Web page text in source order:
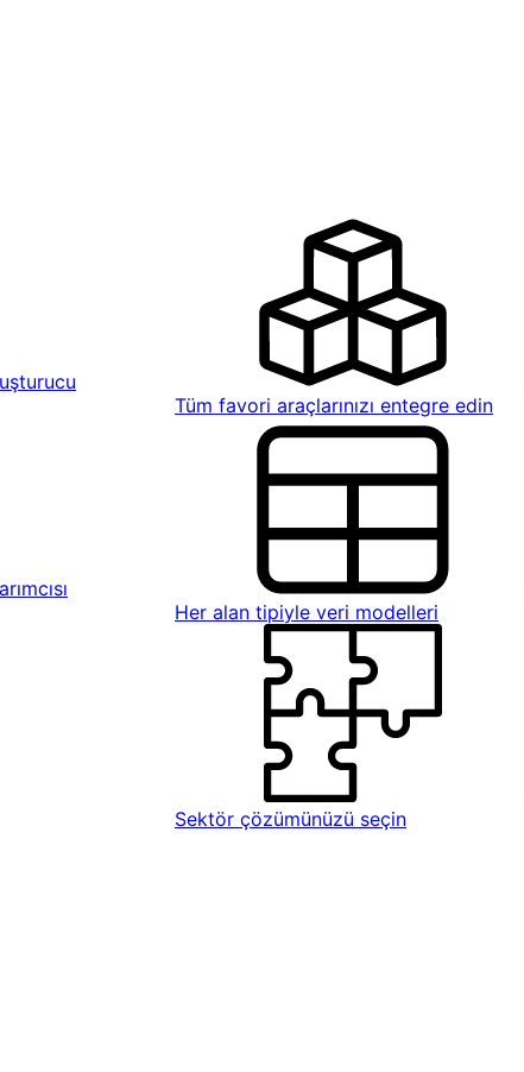
Tüm favori araçlarınızı entegre edin
Her alan tipiyle veri modelleri
Sektör çözümünüzü seçin